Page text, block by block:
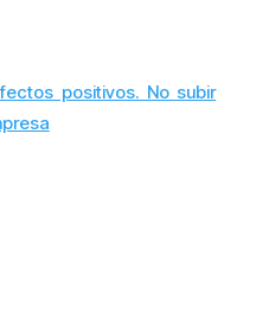
positivos. No subir